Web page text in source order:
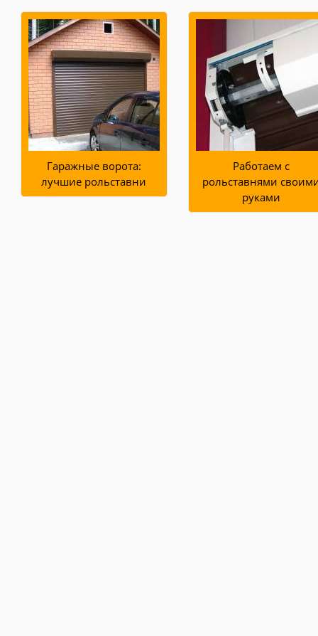
Гаражные ворота:
лучшие рольставни
Работаем с
рольставнями
руками